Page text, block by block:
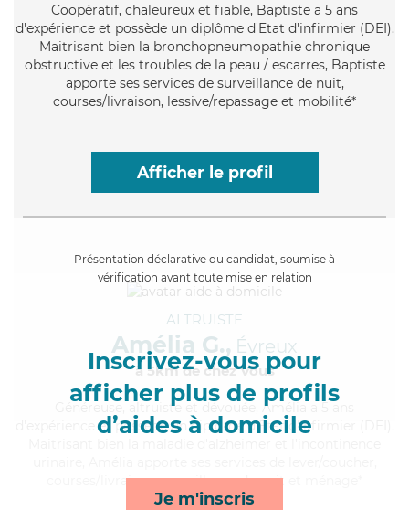
Coopératif, chaleureux et fiable, Baptiste a 5 ans
d'expérience et possède un diplôme d'Etat d'infirmier (DEI).
Maitrisant bien la bronchopneumopathie chronique
obstructive et les troubles de la peau / escarres, Baptiste
apporte ses services de surveillance de nuit,
courses/livraison, lessive/repassage et mobilité*
Afficher le profil
Présentation déclarative du candidat, soumise à
vérification avant toute mise en relation
Inscrivez-vous pour
afficher plus de profils
d’aides à domicile
Je m'inscris
ALTRUISTE
Amélia G., Évreux
à 5km de chez Vous
, altruiste et dévouée, Amélia a 5 ans
d'expérience et possède un diplôme d'Etat d'infirmier (DEI).
courses/livraison, surveillance de nuit et ménage*